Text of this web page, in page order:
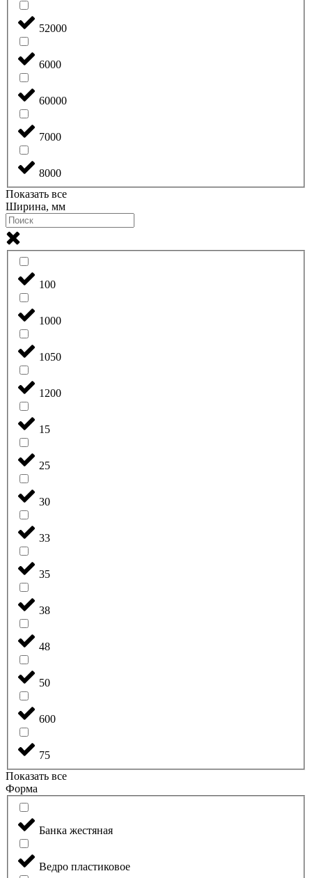
52000
6000
60000
7000
8000
Показать все
Ширина, мм
100
1000
1050
1200
15
25
30
33
35
38
48
50
600
75
Показать все
Форма
Банка жестяная
Ведро пластиковое